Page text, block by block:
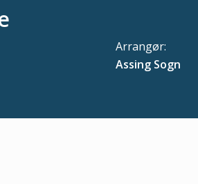
Arrangør:
Assing Sogn